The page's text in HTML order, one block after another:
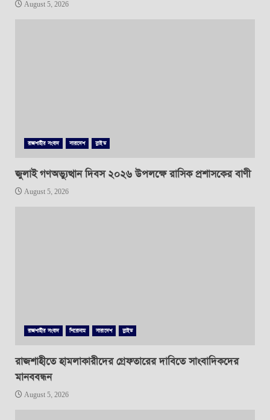
August 5, 2026
রাজশাহীর সংবাদ সারাদেশ স্লাইড
জুলাই গণঅভ্যুত্থান দিবস ২০২৬ উপলক্ষে রাসিক প্রশাসকের বাণী
August 5, 2026
রাজশাহীর সংবাদ শিরোনাম সারাদেশ স্লাইড
রাজশাহীতে হামলাকারীদের গ্রেফতারের দাবিতে সাংবাদিকদের
মানববন্ধন
August 5, 2026